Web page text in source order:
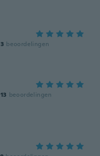
3 beoordelingen
13 beoordelingen